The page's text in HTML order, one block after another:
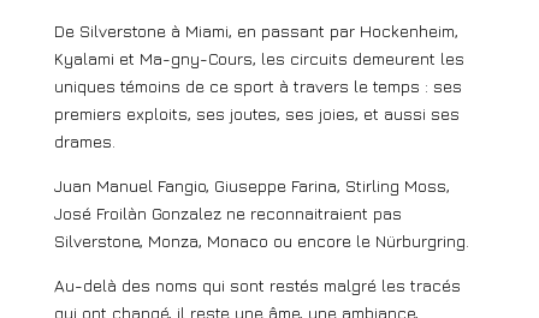
De Silverstone à Miami, en passant par Hockenheim,
Kyalami et Ma-gny-Cours, les circuits demeurent les
uniques témoins de ce sport à travers le temps : ses
premiers exploits, ses joutes, ses joies, et aussi ses
drames.
Juan Manuel Fangio, Giuseppe Farina, Stirling Moss,
José Froilàn Gonzalez ne reconnaitraient pas
Silverstone, Monza, Monaco ou encore le Nürburgring.
Au-delà des noms qui sont restés malgré les tracés
qui ont changé, il reste une âme, une ambiance,